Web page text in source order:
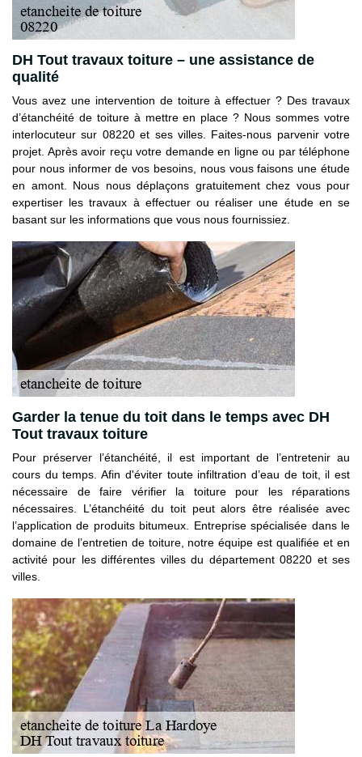
DH Tout travaux toiture – une assistance de
qualité
Vous avez une intervention de toiture à effectuer ? Des travaux
d’étanchéité de toiture à mettre en place ? Nous sommes votre
interlocuteur sur 08220 et ses villes. Faites-nous parvenir votre
projet. Après avoir reçu votre demande en ligne ou par téléphone
pour nous informer de vos besoins, nous vous faisons une étude
en amont. Nous nous déplaçons gratuitement chez vous pour
expertiser les travaux à effectuer ou réaliser une étude en se
basant sur les informations que vous nous fournissiez.
Garder la tenue du toit dans le temps avec DH
Tout travaux toiture
Pour préserver l’étanchéité, il est important de l’entretenir au
cours du temps. Afin d'éviter toute infiltration d’eau de toit, il est
nécessaire de faire vérifier la toiture pour les réparations
nécessaires. L’étanchéité du toit peut alors être réalisée avec
l’application de produits bitumeux. Entreprise spécialisée dans le
domaine de l’entretien de toiture, notre équipe est qualifiée et en
activité pour les différentes villes du département 08220 et ses
villes.